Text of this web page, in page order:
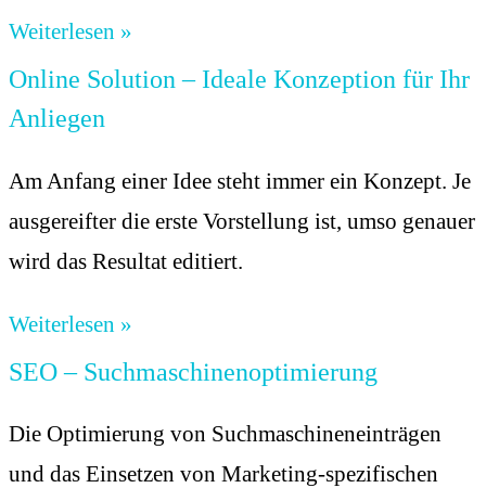
Weiterlesen »
Online Solution – Ideale Konzeption für Ihr
Anliegen
Am Anfang einer Idee steht immer ein Konzept. Je
ausgereifter die erste Vorstellung ist, umso genauer
wird das Resultat editiert.
Weiterlesen »
SEO – Suchmaschinenoptimierung
Die Optimierung von Suchmaschineneinträgen
und das Einsetzen von Marketing-spezifischen